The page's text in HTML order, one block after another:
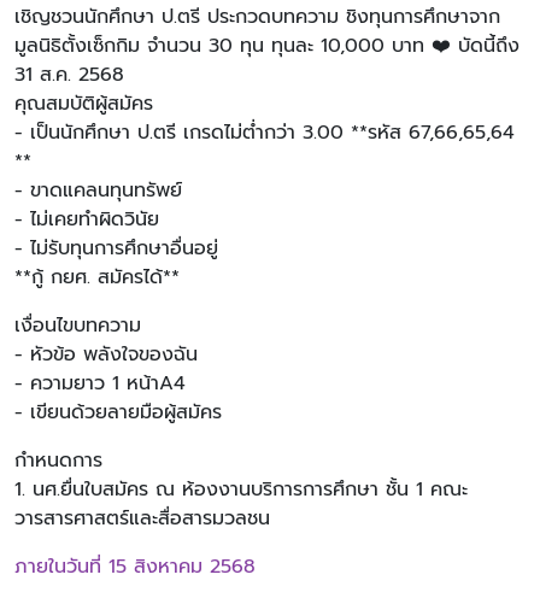
เชิญชวนนักศึกษา ป.ตรี ประกวดบทความ ชิงทุนการศึกษาจาก
มูลนิธิตั้งเซ็กกิม จำนวน 30 ทุน ทุนละ 10,000 บาท ❤️ บัดนี้ถึง
31 ส.ค. 2568
คุณสมบัติผู้สมัคร
- เป็นนักศึกษา ป.ตรี เกรดไม่ต่ำกว่า 3.00 **รหัส 67,66,65,64
**
- ขาดแคลนทุนทรัพย์
- ไม่เคยทำผิดวินัย
- ไม่รับทุนการศึกษาอื่นอยู่
**กู้ กยศ. สมัครได้**
เงื่อนไขบทความ
- หัวข้อ พลังใจของฉัน
- ความยาว 1 หน้าA4
- เขียนด้วยลายมือผู้สมัคร
กำหนดการ
1. นศ.ยื่นใบสมัคร ณ ห้องงานบริการการศึกษา ชั้น 1 คณะ
วารสารศาสตร์และสื่อสารมวลชน
ภายในวันที่ 15 สิงหาคม 2568